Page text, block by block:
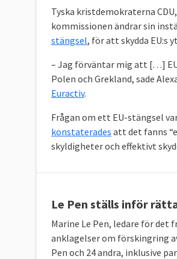
Tyska kristdemokraterna
kommissionen ändrar sin
stängsel, för att skydda EU:s
– Jag förväntar mig att […]
Polen och Grekland, sade
Euractiv.
Frågan om ett EU-stängsel
konstaterades att det fanns
skyldigheter och effektivt
Le Pen ställs inför
Marine Le Pen, ledare för
anklagelser om förskingring
Pen och 24 andra, inklusive